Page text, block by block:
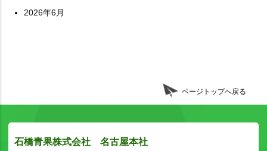
2026年6月
ページトップへ戻る
石橋青果株式会社 名古屋本社